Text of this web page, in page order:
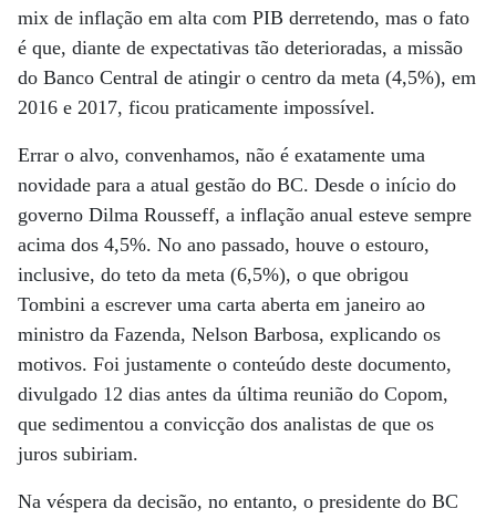
mix de inflação em alta com PIB derretendo, mas o fato
é que, diante de expectativas tão deterioradas, a missão
do Banco Central de atingir o centro da meta (4,5%), em
2016 e 2017, ficou praticamente impossível.
Errar o alvo, convenhamos, não é exatamente uma
novidade para a atual gestão do BC. Desde o início do
governo Dilma Rousseff, a inflação anual esteve sempre
acima dos 4,5%. No ano passado, houve o estouro,
inclusive, do teto da meta (6,5%), o que obrigou
Tombini a escrever uma carta aberta em janeiro ao
ministro da Fazenda, Nelson Barbosa, explicando os
motivos. Foi justamente o conteúdo deste documento,
divulgado 12 dias antes da última reunião do Copom,
que sedimentou a convicção dos analistas de que os
juros subiriam.
Na véspera da decisão, no entanto, o presidente do BC